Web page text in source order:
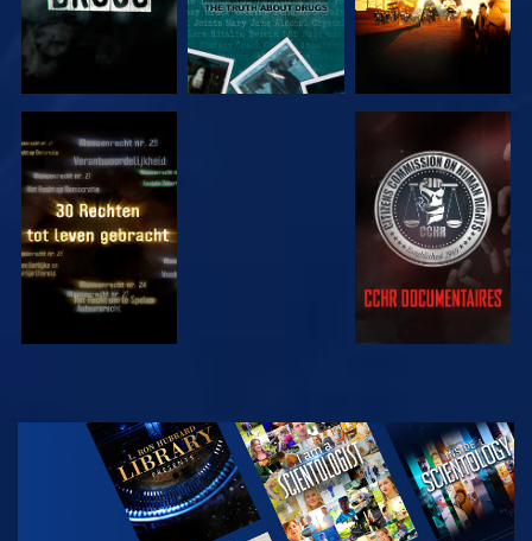
KIJK KIJK
KIJK
VERKEN DE
SERIE